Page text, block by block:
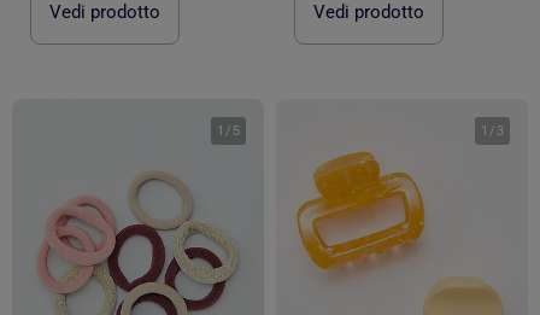
Vedi prodotto Vedi prodotto
1 / 5 1 / 3